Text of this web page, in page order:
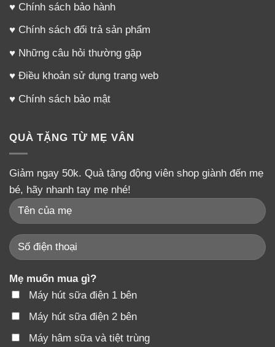
Cũng như tất cả các sản phẩm Pregnacare
Breastfeeding khác thì sản phẩm Pregnacare
Breastfeeding của Anh các mẹ cũng nên sử dụng mỗi
ngày.
– Mỗi ngày nên uống: 2 viên nâu + 1 viên vàng Omega3
– Duy trì uống thường xuyên và đều đặn để đem lại kết
quả tốt nhất.
Lưu ý:Pregnacare Breast feeding không phải là thuốc
♥ Chính sách bảo hành
♥ Chính sách đổi trả sản phẩm
♥ Những câu hỏi thường gặp
♥ Điều khoản sử dụng trang web
♥ Chính sách bảo mật
QUÀ TẶNG TỪ MẸ VÂN
Giảm ngay 50k. Quà tặng động viên shop giành đến mẹ
bé, hãy nhanh tay mẹ nhé!
Mẹ muốn mua gì?
Máy hút sữa điện 1 bên
Máy hút sữa điện 2 bên
Máy hâm sữa và tiệt trùng